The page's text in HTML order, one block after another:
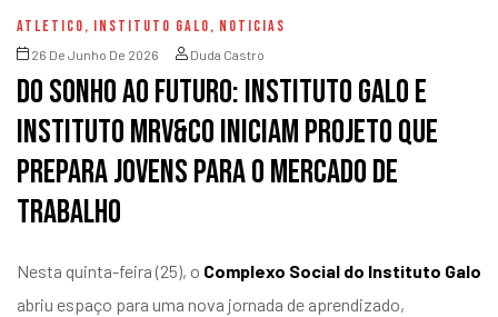
ATLETICO, INSTITUTO GALO, NOTICIAS
26 De Junho De 2026 Duda Castro
Do sonho ao futuro: Instituto Galo e
Instituto MRV&CO iniciam projeto que
prepara jovens para o mercado de
trabalho
Nesta quinta-feira (25), o Complexo Social do Instituto Galo
abriu espaço para uma nova jornada de aprendizado,